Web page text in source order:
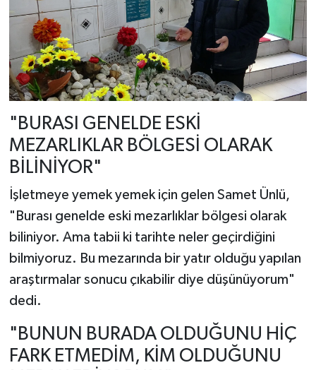
"BURASI GENELDE ESKİ
MEZARLIKLAR BÖLGESİ OLARAK
BİLİNİYOR"
İşletmeye yemek yemek için gelen Samet Ünlü,
"Burası genelde eski mezarlıklar bölgesi olarak
biliniyor. Ama tabii ki tarihte neler geçirdiğini
bilmiyoruz. Bu mezarında bir yatır olduğu yapılan
araştırmalar sonucu çıkabilir diye düşünüyorum"
dedi.
"BUNUN BURADA OLDUĞUNU HİÇ
FARK ETMEDİM, KİM OLDUĞUNU